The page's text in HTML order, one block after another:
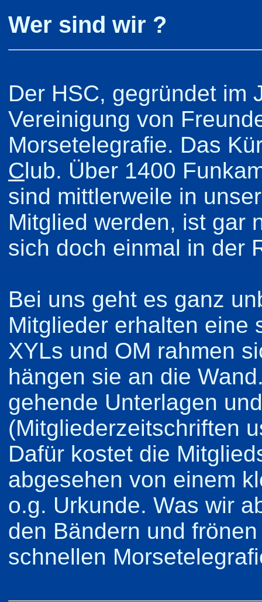
Wer sind wir ?
Der HSC, gegründet im
Vereinigung von
Morsetelegrafie. Das
Club. Über 1400
sind mittlerweile in
Mitglied werden, ist gar
sich doch einmal in der
Bei uns geht es ganz
Mitglieder erhalten eine
XYLs und OM rahmen
hängen sie an die
gehende Unterlagen
(Mitgliederzeitschriften
Dafür kostet die
abgesehen von einem
o.g. Urkunde. Was wir
den Bändern und
schnellen